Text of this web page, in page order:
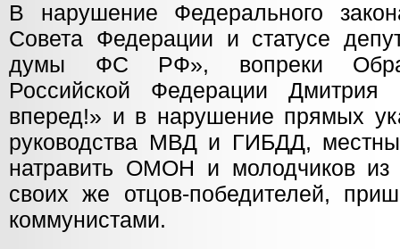
В нарушение Федерального
Совета Федерации и статусе
думы ФС РФ», вопреки
Российской Федерации Дмитрия
вперед!» и в нарушение прямых
руководства МВД и ГИБДД,
натравить ОМОН и молодчиков
своих же отцов-победителей,
коммунистами.